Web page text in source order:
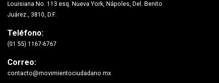
Louisiana No. 113 esq. Nueva York, Nápoles, Del. Benito
Juárez., 3810, D.F.
Teléfono:
(01 55) 1167-6767
Correo:
contacto@movimientociudadano.mx